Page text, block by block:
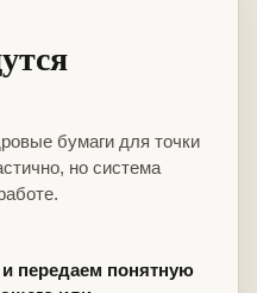
бумаги для точки
но система
передаем понятную